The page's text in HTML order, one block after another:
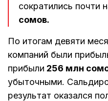
сократились почти
сомов.
По итогам девяти
компаний были
прибыли 256 млн
убыточными.
результат оказался